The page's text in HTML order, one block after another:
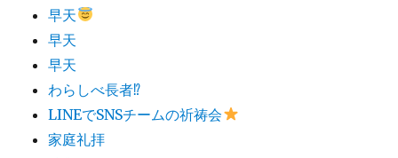
早天
早天
早天
わらしべ長者⁉︎
LINEでSNSチームの祈祷会
家庭礼拝